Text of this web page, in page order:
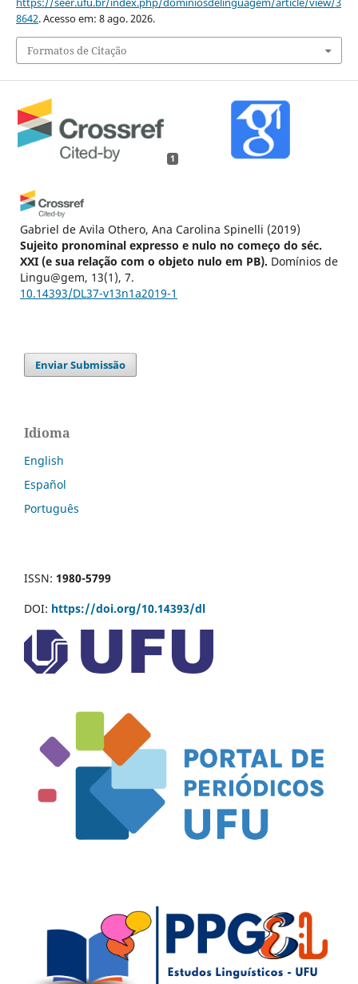
8642. Acesso em: 8 ago. 2026.
Formatos de Citação
1
Gabriel de Avila Othero, Ana Carolina Spinelli (2019)
Sujeito pronominal expresso e nulo no começo do séc.
XXI (e sua relação com o objeto nulo em PB). Domínios de
Lingu@gem, 13(1), 7.
10.14393/DL37-v13n1a2019-1
Enviar Submissão
Idioma
English
Español
Português
ISSN: 1980-5799
DOI: https://doi.org/10.14393/dl